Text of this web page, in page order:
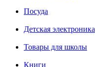
Посуда
Детская электроника
Товары для школы
Книги